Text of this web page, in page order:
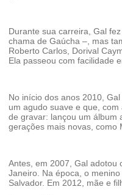
Durante sua carreira, Gal
chama de Gaúcha –, mas
Roberto Carlos, Dorival
Ela passeou com facilidade
No início dos anos 2010,
um agudo suave e que,
de gravar: lançou um álbum
gerações mais novas, como
Antes, em 2007, Gal adotou
Janeiro. Na época, o
Salvador. Em 2012, mãe e